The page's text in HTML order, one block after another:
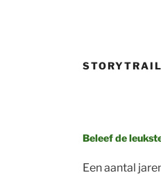
Beleef de
Een aantal